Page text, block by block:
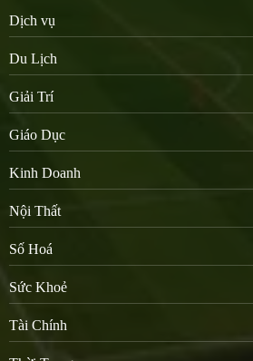
Dịch vụ
Du Lịch
Giải Trí
Giáo Dục
Kinh Doanh
Nội Thất
Số Hoá
Sức Khoẻ
Tài Chính